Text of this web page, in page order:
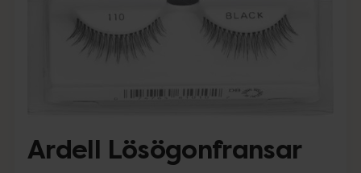
Ardell Lösögonfransar